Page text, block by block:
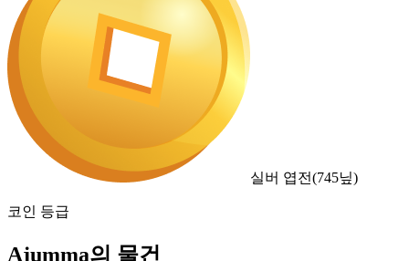
실버 엽전(745닢)
코인 등급
Ajumma의 물건